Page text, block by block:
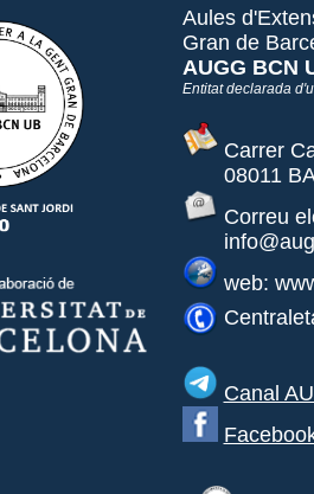
Aules
Gran de
AUGG BCN
Entitat declarada
Carrer
08011
Correu
web:
Canal